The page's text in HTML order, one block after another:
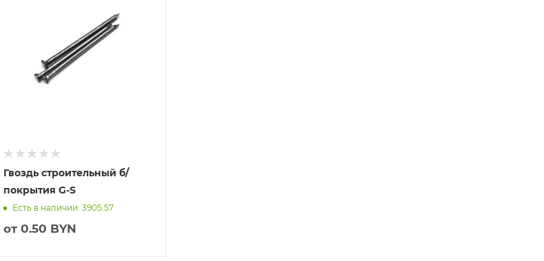
Гвоздь строительный б/
покрытия G-S
Есть в наличии: 3905.57
от 0.50 BYN